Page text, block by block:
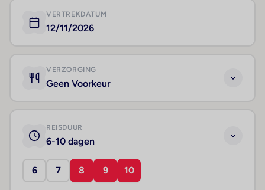
VERTREKDATUM
12/11/2026
VERZORGING
Geen Voorkeur
REISDUUR
6-10 dagen
6 7 8 9 10